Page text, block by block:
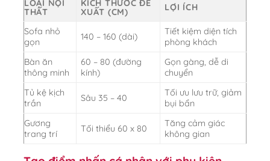
LOẠI NỘI
THẤT
KÍCH THƯỚC ĐỀ
XUẤT (CM)
LỢI ÍCH
Sofa nhỏ
gọn
140 – 160 (dài)
Tiết kiệm diện tích
phòng khách
Bàn ăn
thông minh
60 – 80 (đường
kính)
Gọn gàng, dễ di
chuyển
Tủ kệ kịch
trần
Sâu 35 – 40
Tối ưu lưu trữ, giảm
bụi bẩn
Gương
trang trí
Tối thiểu 60 x 80
Tăng cảm giác
không gian